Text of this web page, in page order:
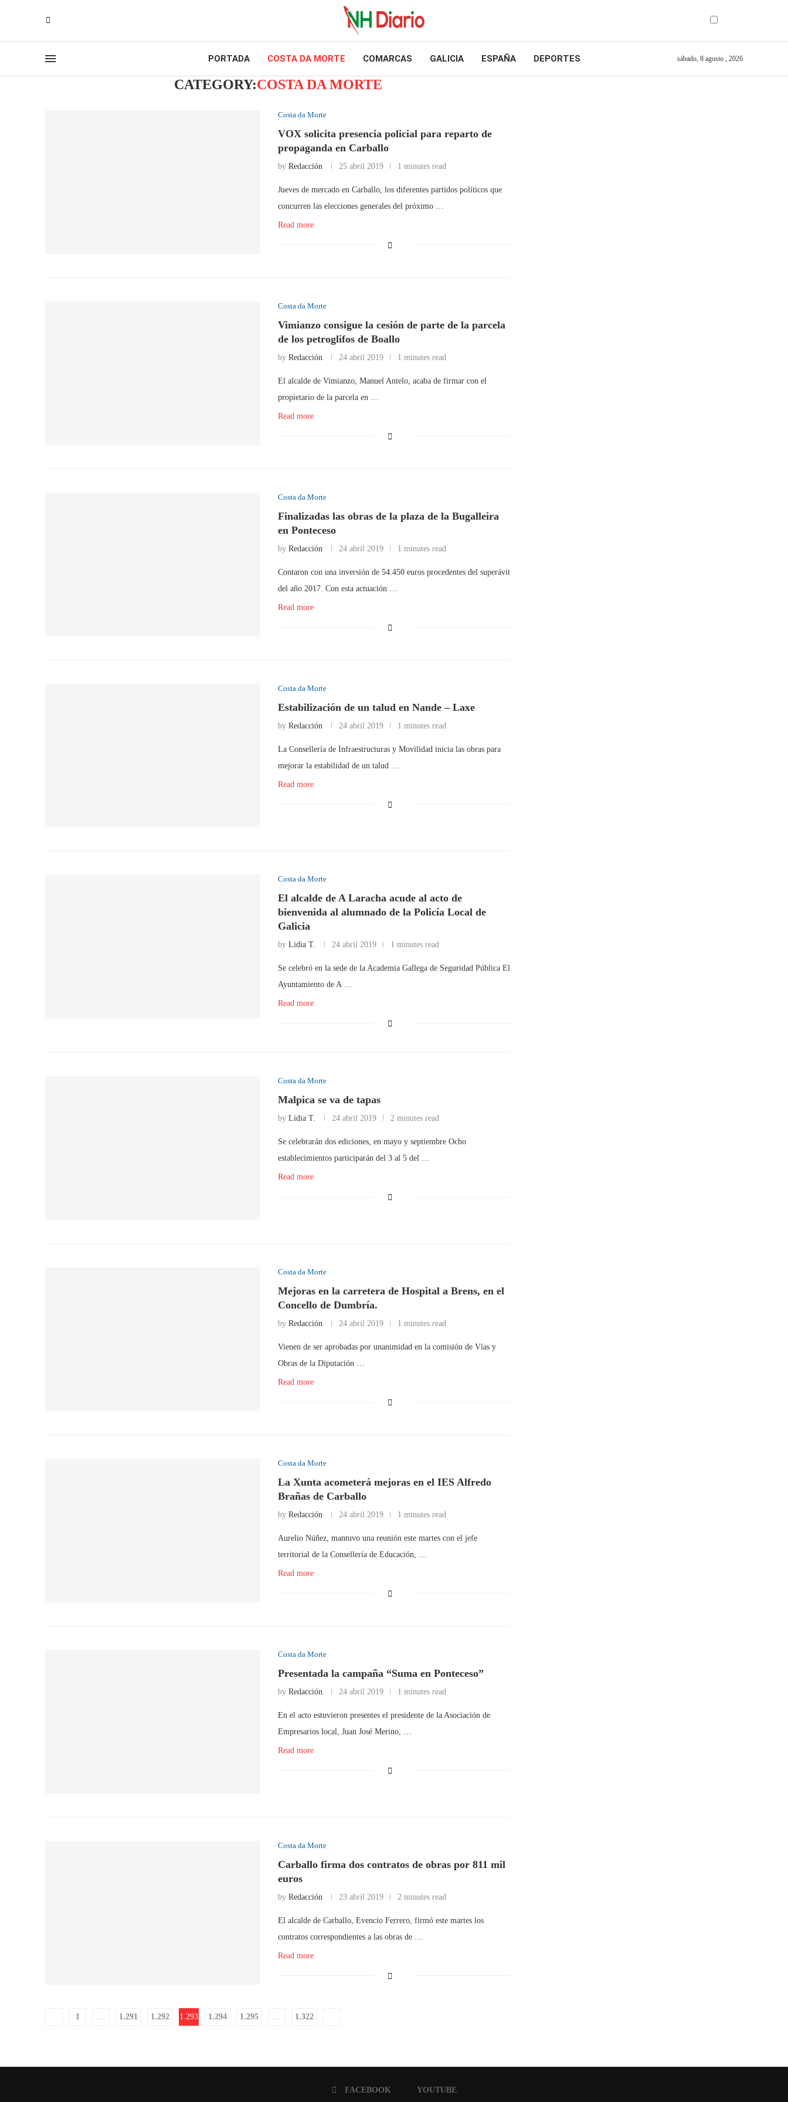
PORTADA COSTA DA MORTE COMARCAS GALICIA ESPAÑA DEPORTES sábado, 8 agosto , 2026
CATEGORY:COSTA DA MORTE
Costa da Morte
VOX solicita presencia policial para reparto de
propaganda en Carballo
byRedacción 25 abril 2019 1 minutes read
Jueves de mercado en Carballo, los diferentes partidos políticos que
concurren las elecciones generales del próximo …
Read more
Costa da Morte
Vimianzo consigue la cesión de parte de la parcela
de los petroglifos de Boallo
byRedacción 24 abril 2019 1 minutes read
El alcalde de Vimianzo, Manuel Antelo, acaba de firmar con el
propietario de la parcela en …
Read more
Costa da Morte
Finalizadas las obras de la plaza de la Bugalleira
en Ponteceso
byRedacción 24 abril 2019 1 minutes read
Contaron con una inversión de 54.450 euros procedentes del superávit
del año 2017. Con esta actuación …
Read more
Costa da Morte
Estabilización de un talud en Nande – Laxe
byRedacción 24 abril 2019 1 minutes read
La Consellería de Infraestructuras y Movilidad inicia las obras para
mejorar la estabilidad de un talud …
Read more
Costa da Morte
El alcalde de A Laracha acude al acto de
bienvenida al alumnado de la Policía Local de
Galicia
byLidia T. 24 abril 2019 1 minutes read
Se celebró en la sede de la Academia Gallega de Seguridad Pública El
Ayuntamiento de A …
Read more
Costa da Morte
Malpica se va de tapas
byLidia T. 24 abril 2019 2 minutes read
Se celebrarán dos ediciones, en mayo y septiembre Ocho
establecimientos participarán del 3 al 5 del …
Read more
Costa da Morte
Mejoras en la carretera de Hospital a Brens, en el
Concello de Dumbría.
byRedacción 24 abril 2019 1 minutes read
Vienen de ser aprobadas por unanimidad en la comisión de Vías y
Obras de la Diputación …
Read more
Costa da Morte
La Xunta acometerá mejoras en el IES Alfredo
Brañas de Carballo
byRedacción 24 abril 2019 1 minutes read
Aurelio Núñez, mantuvo una reunión este martes con el jefe
territorial de la Consellería de Educación, …
Read more
Costa da Morte
Presentada la campaña “Suma en Ponteceso”
byRedacción 24 abril 2019 1 minutes read
En el acto estuvieron presentes el presidente de la Asociación de
Empresarios local, Juan José Merino, …
Read more
Costa da Morte
Carballo firma dos contratos de obras por 811 mil
euros
byRedacción 23 abril 2019 2 minutes read
El alcalde de Carballo, Evencio Ferrero, firmó este martes los
contratos correspondientes a las obras de …
Read more
1 1.291 1.292 1.293 1.294 1.295 1.322
FACEBOOK YOUTUBE